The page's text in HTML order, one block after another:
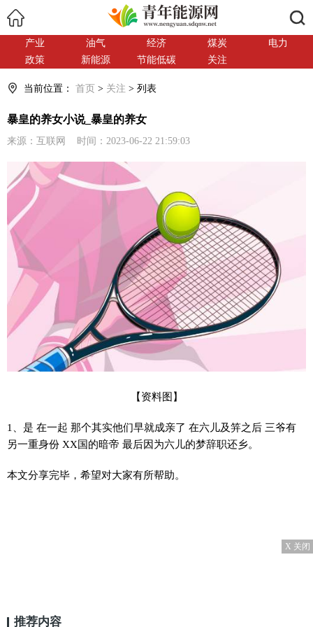
产业 油气 经济 煤炭
电力
政策
新能源 节能低碳 关注
当前位置： 首页 > 关注 > 列表
暴皇的养女小说_暴皇的养女
来源：互联网 时间：2023-06-22 21:59:03
【资料图】
1、是 在一起 那个其实他们早就成亲了 在六儿及笄之后 三爷有
另一重身份 XX国的暗帝 最后因为六儿的梦辞职还乡。
本文分享完毕，希望对大家有所帮助。
X 关闭
推荐内容